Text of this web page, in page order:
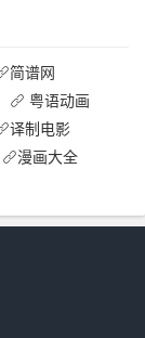
简谱网
粤语动画
译制电影
漫画大全